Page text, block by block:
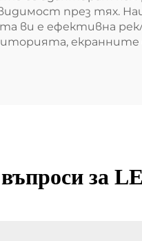
през тях.
ви е ефективна
за